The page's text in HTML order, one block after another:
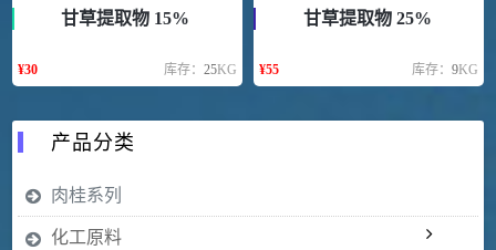
甘草提取物 15%
¥30 库存： 25KG
甘草提取物 25%
¥55 库存：9KG
产品分类
肉桂系列
化工原料